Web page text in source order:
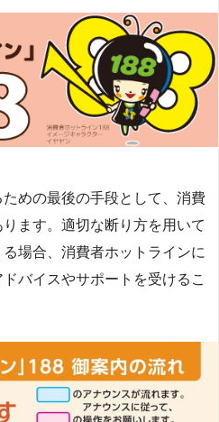
めの最後の手段として、消費
ます。適切な断り方を用いて
場合、消費者ホットラインに
バイスやサポートを受けるこ